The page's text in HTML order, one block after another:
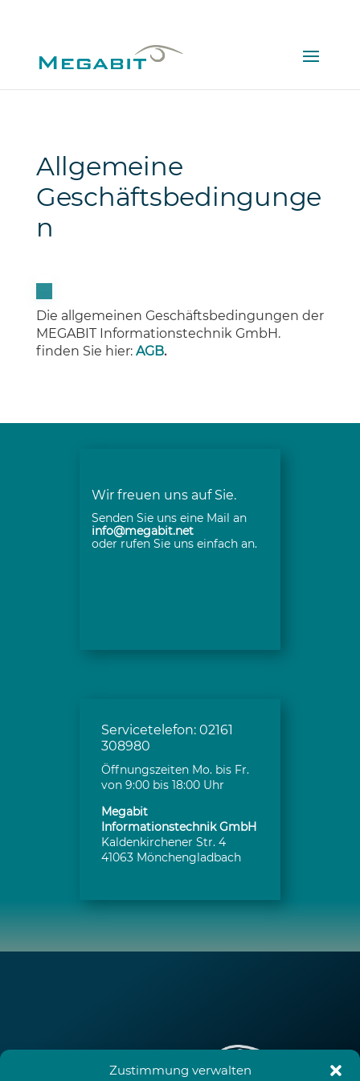
Zustimmung verwalten
Allgemeine
Geschäftsbedingunge
n
Die allgemeinen Geschäftsbedingungen der
MEGABIT Informationstechnik GmbH.
finden Sie hier:AGB.
Wir freuen uns auf Sie.
Senden Sie uns eine Mail an
info@megabit.net
oder rufen Sie uns einfach an.
Servicetelefon: 02161
308980
Öffnungszeiten Mo. bis Fr.
von 9:00 bis 18:00 Uhr
Megabit
Informationstechnik GmbH
Kaldenkirchener Str. 4
41063 Mönchengladbach